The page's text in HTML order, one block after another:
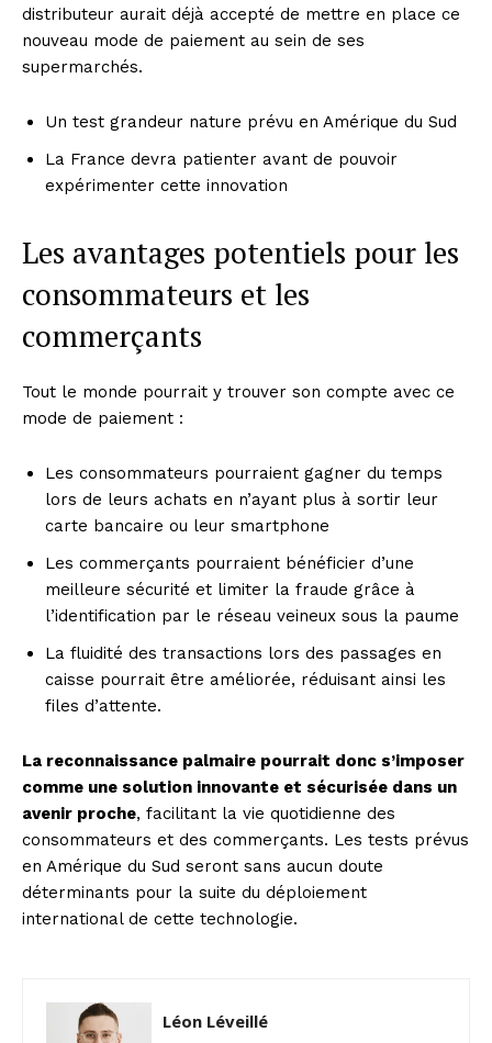
distributeur aurait déjà accepté de mettre en place ce
nouveau mode de paiement au sein de ses
supermarchés.
Un test grandeur nature prévu en Amérique du Sud
La France devra patienter avant de pouvoir
expérimenter cette innovation
Les avantages potentiels pour les
consommateurs et les
commerçants
Tout le monde pourrait y trouver son compte avec ce
mode de paiement :
Les consommateurs pourraient gagner du temps
lors de leurs achats en n’ayant plus à sortir leur
carte bancaire ou leur smartphone
Les commerçants pourraient bénéficier d’une
meilleure sécurité et limiter la fraude grâce à
l’identification par le réseau veineux sous la paume
La fluidité des transactions lors des passages en
caisse pourrait être améliorée, réduisant ainsi les
files d’attente.
La reconnaissance palmaire pourrait donc s’imposer
comme une solution innovante et sécurisée dans un
avenir proche, facilitant la vie quotidienne des
consommateurs et des commerçants. Les tests prévus
en Amérique du Sud seront sans aucun doute
déterminants pour la suite du déploiement
international de cette technologie.
Léon Léveillé